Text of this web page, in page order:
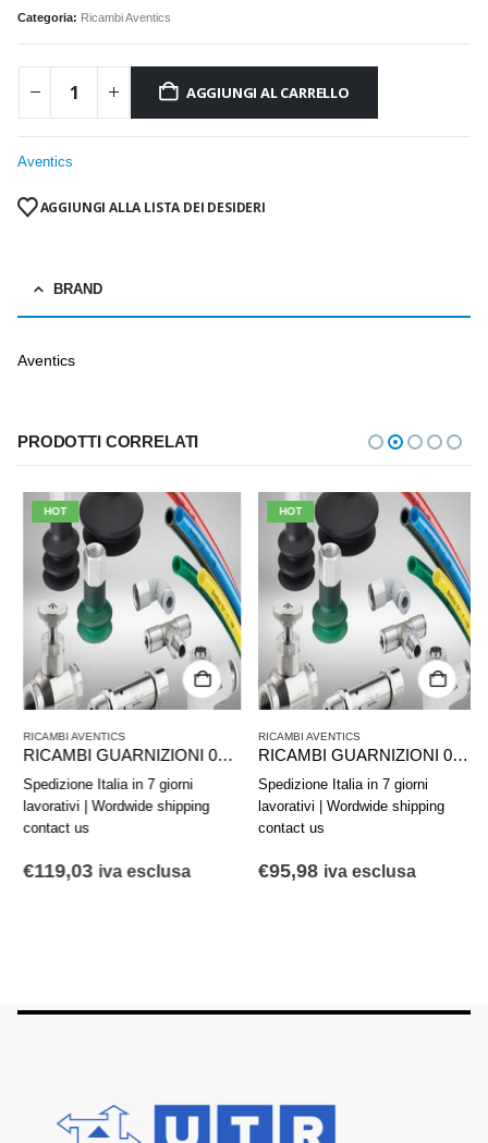
Categoria: Ricambi Aventics
AGGIUNGI AL CARRELLO
Aventics
AGGIUNGI ALLA LISTA DEI DESIDERI
BRAND
Aventics
PRODOTTI CORRELATI
HOT
RICAMBI AVENTICS
RICAMBI GUARNIZIONI 0490395806 AVENTICS SERIE 16752-050
Spedizione Italia in 7 giorni
lavorativi | Wordwide shipping
contact us
€119,03 iva esclusa
HOT
RICAMBI AVENTICS
RICAMBI GUARNIZIONI 0490368701 AVENTICS PER MINICILINDRI SERIE 1305-050
Spedizione Italia in 7 giorni
lavorativi | Wordwide shipping
contact us
€95,98 iva esclusa